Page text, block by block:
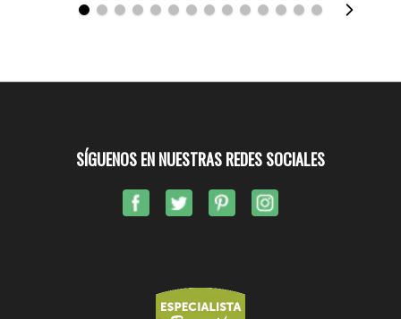
SÍGUENOS EN NUESTRAS REDES SOCIALES